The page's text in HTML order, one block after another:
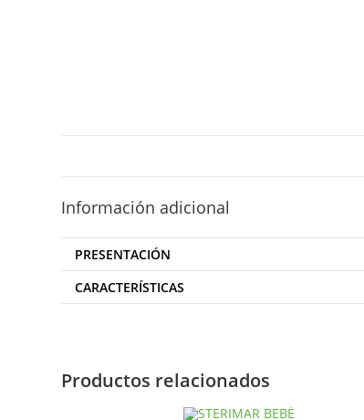
Información adicional
PRESENTACIÓN
CARACTERÍSTICAS
Productos relacionados